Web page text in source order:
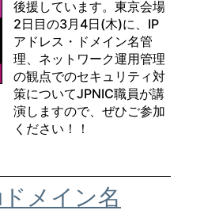
後援しています。東京会場
2日目の3月4日(木)に、IP
アドレス・ドメイン名管
理、ネットワーク運用管理
の観点でのセキュリティ対
策についてJPNIC職員が講
演しますので、ぜひご参加
ください！！
メイン名